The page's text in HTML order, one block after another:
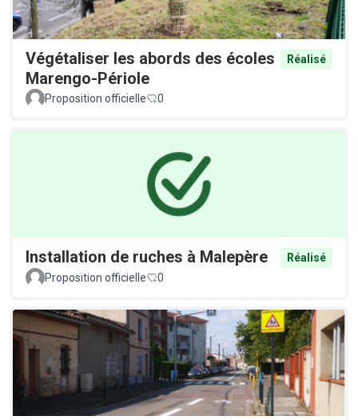
Végétaliser les abords des écoles
Marengo-Périole
Réalisé
Proposition officielle 0
Installation de ruches à Malepère
Réalisé
Proposition officielle
0